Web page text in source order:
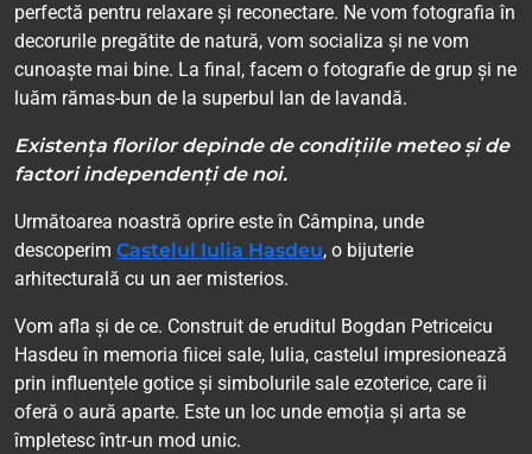
perfectă pentru relaxare și reconectare. Ne vom fotografia în
decorurile pregătite de natură, vom socializa și ne vom
cunoaște mai bine. La final, facem o fotografie de grup și ne
luăm rămas-bun de la superbul lan de lavandă.
Existența florilor depinde de condițiile meteo și de
factori independenți de noi.
Următoarea noastră oprire este în Câmpina, unde
descoperim Castelul Iulia Hasdeu, o bijuterie
arhitecturală cu un aer misterios.
Vom afla și de ce. Construit de eruditul Bogdan Petriceicu
Hasdeu în memoria fiicei sale, Iulia, castelul impresionează
prin influențele gotice și simbolurile sale ezoterice, care îi
oferă o aură aparte. Este un loc unde emoția și arta se
împletesc într-un mod unic.